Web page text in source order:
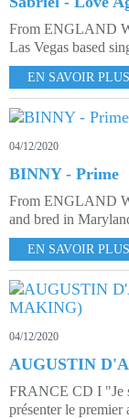
From ENGLAND
Las Vegas based
EN SAVOIR PLUS
04/12/2020
BINNY - Prime
From ENGLAND
and bred in
EN SAVOIR PLUS
04/12/2020
FRANCE CD I "Je
présenter le premier